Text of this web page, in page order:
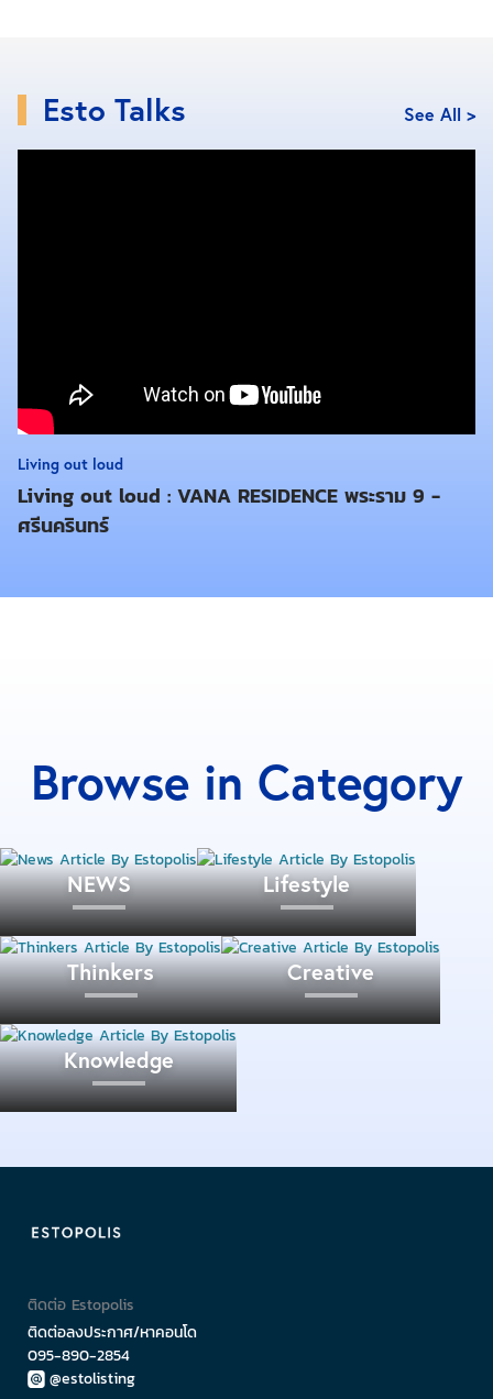
เนื้อที่โครงการ 3 ไร่เศษ จำนวน 1 อาคาร สูง 35 ชั้น รูป
แบบห้องชุด 23.00 - 61.00 ตร.ม. สร้างเสร็จปี 2561 ขาย
คิดเป็น 6% ถือว่าภาพรวมมีอัตราการขายอยู่ในเกณฑ์
ค่อนข้างสูง ขณะที่ราคาที่ดินตลอดเส้นทางถนนเพชรบุรี-
มักกะสัน มีการปรับราคาขึ้นเป็นอย่างมาก
“ลุมพินี สวีท เพชรบุรี-มักกะสัน” ให้คุณเป็นเจ้าของได้ง่าย
เฟอร์นิเจอร์)
Esto Talks See All >
Living out loud
Living out loud : VANA RESIDENCE พระราม 9 -
ศรีนครินทร์
Browse in Category
NEWS Lifestyle
Thinkers Creative
Knowledge
ติดต่อ Estopolis
ติดต่อลงประกาศ/หาคอนโด
095-890-2854
@estolisting